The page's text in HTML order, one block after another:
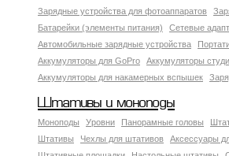
Зарядные устройства для фотоаппаратов
Батарейки (элементы питания)
Сетевые
Автомобильные зарядные устройства
Аккумуляторы для GoPro
Аккумуляторы
Аккумуляторы для накамерных вспышек
Штативы и моноподы
Моноподы Уровни Панорамные головы
Штативы
Чехлы для штативов
Аксессуары